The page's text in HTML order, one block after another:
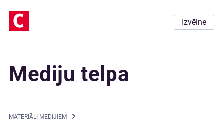
Izvēlne
Mediju telpa
MATERIĀLI MEDIJIEM